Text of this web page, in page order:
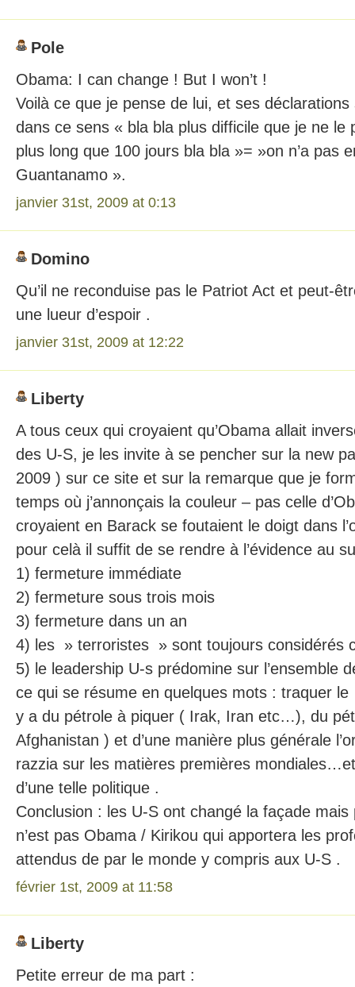
Pole
Obama: I can change ! But I won’t !
Voilà ce que je pense de lui, et ses
dans ce sens « bla bla plus difficile que je ne le
plus long que 100 jours bla bla »= »on n’a pas
Guantanamo ».
janvier 31st, 2009 at 0:13
Domino
Qu’il ne reconduise pas le Patriot Act et peut-
une lueur d’espoir .
janvier 31st, 2009 at 12:22
Liberty
A tous ceux qui croyaient qu’Obama allait
des U-S, je les invite à se pencher sur la new
2009 ) sur ce site et sur la remarque que je
temps où j’annonçais la couleur – pas celle
croyaient en Barack se foutaient le doigt dans
pour celà il suffit de se rendre à l’évidence au
1) fermeture immédiate
2) fermeture sous trois mois
3) fermeture dans un an
4) les » terroristes » sont toujours considérés
5) le leadership U-s prédomine sur l’ensemble
ce qui se résume en quelques mots : traquer
y a du pétrole à piquer ( Irak, Iran etc…), du
Afghanistan ) et d’une manière plus générale
razzia sur les matières premières
d’une telle politique .
Conclusion : les U-S ont changé la façade
n’est pas Obama / Kirikou qui apportera les
attendus de par le monde y compris aux U-S .
février 1st, 2009 at 11:58
Liberty
Petite erreur de ma part :